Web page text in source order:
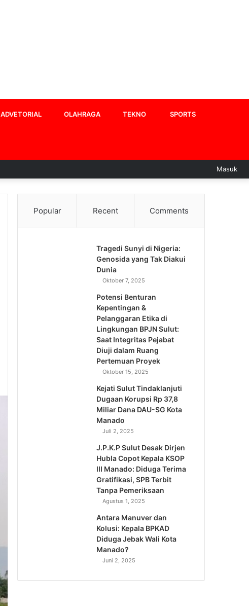
ADVETORIAL OLAHRAGA TEKNO SPORTS
Masuk
Popular Recent Comments
Tragedi Sunyi di Nigeria:
Genosida yang Tak Diakui
Dunia
Oktober 7, 2025
Potensi Benturan
Kepentingan &
Pelanggaran Etika di
Lingkungan BPJN Sulut:
Saat Integritas Pejabat
Diuji dalam Ruang
Pertemuan Proyek
Oktober 15, 2025
Kejati Sulut Tindaklanjuti
Dugaan Korupsi Rp 37,8
Miliar Dana DAU-SG Kota
Manado
Juli 2, 2025
J.P.K.P Sulut Desak Dirjen
Hubla Copot Kepala KSOP
III Manado: Diduga Terima
Gratifikasi, SPB Terbit
Tanpa Pemeriksaan
Agustus 1, 2025
Antara Manuver dan
Kolusi: Kepala BPKAD
Diduga Jebak Wali Kota
Manado?
Juni 2, 2025